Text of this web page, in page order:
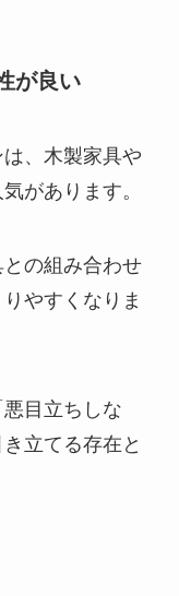
が良い
、木製家具や
があります。
の組み合わせ
やすくなりま
目立ちしな
立てる存在と